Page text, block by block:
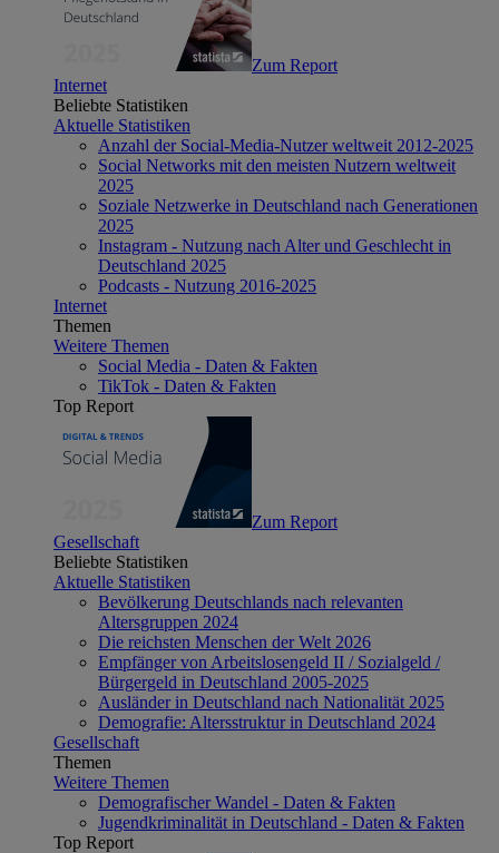
Zum Report
Internet
Beliebte Statistiken
Aktuelle Statistiken
Anzahl der Social-Media-Nutzer weltweit 2012-2025
Social Networks mit den meisten Nutzern weltweit
2025
Soziale Netzwerke in Deutschland nach Generationen
2025
Instagram - Nutzung nach Alter und Geschlecht in
Deutschland 2025
Podcasts - Nutzung 2016-2025
Internet
Themen
Weitere Themen
Social Media - Daten & Fakten
TikTok - Daten & Fakten
Top Report
Zum Report
Gesellschaft
Beliebte Statistiken
Aktuelle Statistiken
Bevölkerung Deutschlands nach relevanten
Altersgruppen 2024
Die reichsten Menschen der Welt 2026
Empfänger von Arbeitslosengeld II / Sozialgeld /
Bürgergeld in Deutschland 2005-2025
Ausländer in Deutschland nach Nationalität 2025
Demografie: Altersstruktur in Deutschland 2024
Gesellschaft
Themen
Weitere Themen
Demografischer Wandel - Daten & Fakten
Jugendkriminalität in Deutschland - Daten & Fakten
Top Report